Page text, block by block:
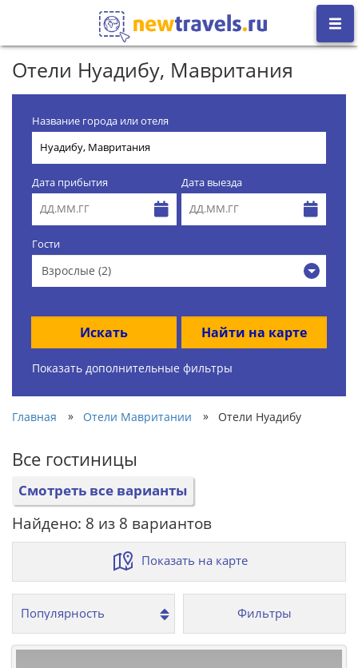
Отели Нуадибу, Мавритания
Название города или отеля
Дата прибытия Дата выезда
Гости
Взрослые (2)
Искать Найти на карте
Показать дополнительные фильтры
Главная » Отели Мавритании » Отели Нуадибу
Все гостиницы
Смотреть все варианты
Найдено: 8 из 8 вариантов
Показать на карте
Фильтры